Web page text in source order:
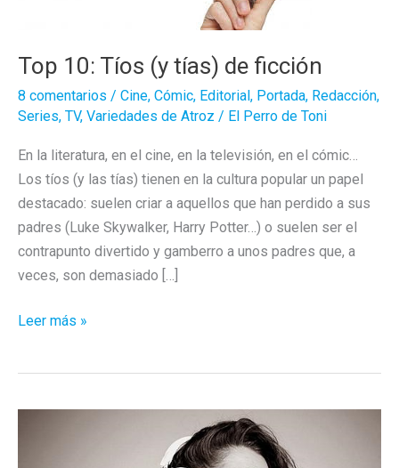
Top 10: Tíos (y tías) de ficción
8 comentarios / Cine, Cómic, Editorial , Portada, Redacción,
Series, TV, Variedades de Atroz / El Perro de Toni
En la literatura, en el cine, en la televisión, en el cómic…
Los tíos (y las tías) tienen en la cultura popular un papel
destacado: suelen criar a aquellos que han perdido a sus
padres (Luke Skywalker, Harry Potter…) o suelen ser el
contrapunto divertido y gamberro a unos padres que, a
veces, son demasiado […]
Top
Leer más »